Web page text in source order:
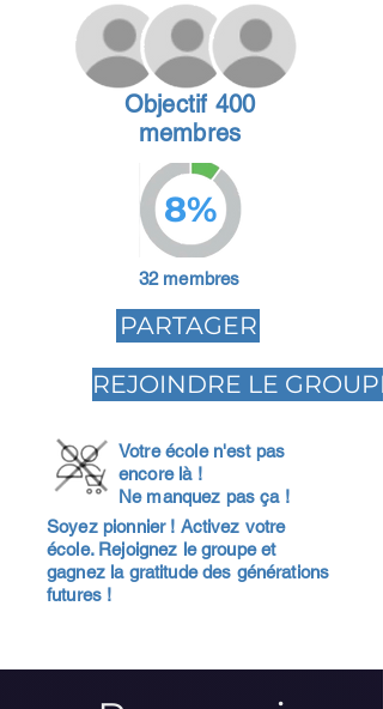
Objectif 400
membres
8%
32 membres
PARTAGER
REJOINDRE LE GROUPE
Votre école n'est pas
encore là !
Ne manquez pas ça !
Soyez pionnier ! Activez votre
école. Rejoignez le groupe et
gagnez la gratitude des générations
futures !